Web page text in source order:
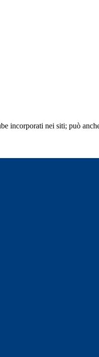
incorporati nei siti; può